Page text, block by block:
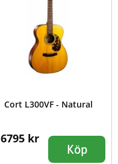
Cort L300VF - Natural
6795 kr
Köp